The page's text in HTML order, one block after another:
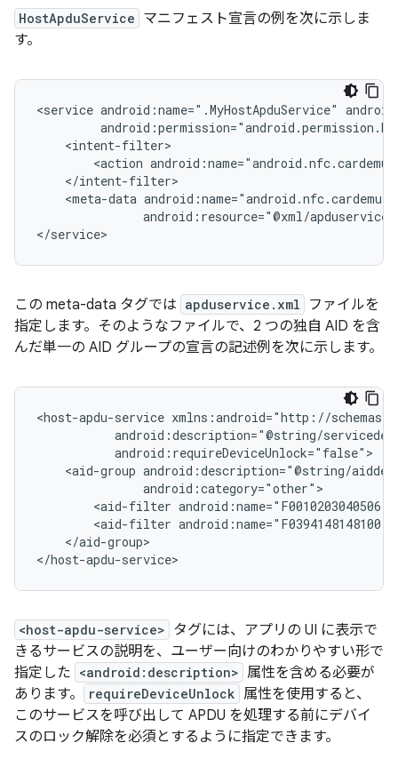
HostApduService マニフェスト宣言の例を次に示しま
す。
<service android:name=".MyHostApduService"
<action
<meta-data
android:resource="@xml/
</service>
この meta-data タグでは apduservice.xml
ファイルを
指定します。そのようなファイルで、2 つの独自 AID を含
んだ単一の AID グループの宣言の記述例を次に示します。
<host-apdu-service
<aid-group
<aid-filter
<aid-filter
</aid-group>
</host-apdu-service>
<host-apdu-service> タグには、アプリの UI に表示で
きるサービスの説明を、ユーザー向けのわかりやすい形で
指定した <android:description> 属性を含める必要が
あります。
requireDeviceUnlock 属性を使用すると、
このサービスを呼び出して APDU を処理する前にデバイ
スのロック解除を必須とするように指定できます。